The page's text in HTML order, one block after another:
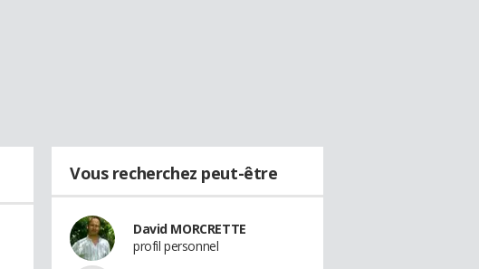
Vous recherchez peut-être
David MORCRETTE
profil personnel